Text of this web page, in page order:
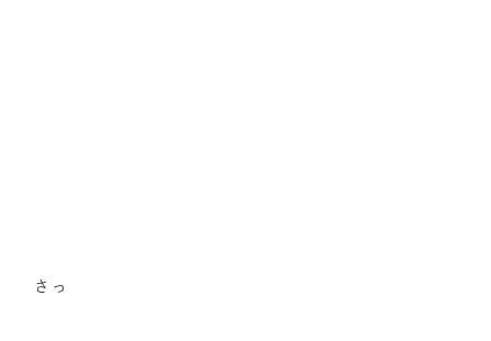
さっ